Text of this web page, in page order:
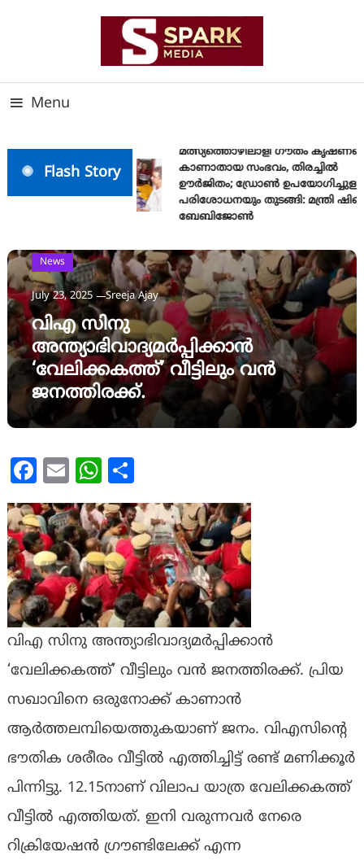
Menu
Flash Story
മത്സ്യത്തൊഴിലാളി ഗൗതം കൃഷ്ണയെ
കാണാതായ സംഭവം, തിരച്ചിൽ
ഊർജിതം; ഡ്രോണ്‍ ഉപയോഗിച്ചുള്ള
പരിശോധനയും തുടങ്ങി: മന്ത്രി ഷിബു
ബേബിജോണ്‍
News
July 23, 2025 Sreeja Ajay
വിഎ സിനു
അന്ത്യാഭിവാദ്യമര്‍പ്പിക്കാന്‍
‘വേലിക്കകത്ത്’ വീട്ടിലും വന്‍
ജനത്തിരക്ക്.
Facebook
Email WhatsApp
വിഎ സിനു അന്ത്യാഭിവാദ്യമര്‍പ്പിക്കാന്‍
‘വേലിക്കകത്ത്’ വീട്ടിലും വന്‍ ജനത്തിരക്ക്. പ്രിയ
സഖാവിനെ ഒരുനോക്ക് കാണാന്‍
ആര്‍ത്തലമ്പിയെത്തുകയാണ് ജനം. വിഎസിന്റെ
ഭൗതിക ശരീരം വീട്ടില്‍ എത്തിച്ചിട്ട് രണ്ട് മണിക്കൂര്‍
പിന്നിട്ടു. 12.15നാണ് വിലാപ യാത്ര വേലിക്കകത്ത്
വീട്ടില്‍ എത്തിയത്. ഇനി വരുന്നവര്‍ നേരെ
റിക്രിയേഷന്‍ ഗ്രൗണ്ടിലേക്ക് എന്ന